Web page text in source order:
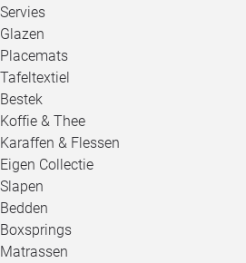
Servies
Glazen
Placemats
Tafeltextiel
Bestek
Koffie & Thee
Karaffen & Flessen
Eigen Collectie
Slapen
Bedden
Boxsprings
Matrassen